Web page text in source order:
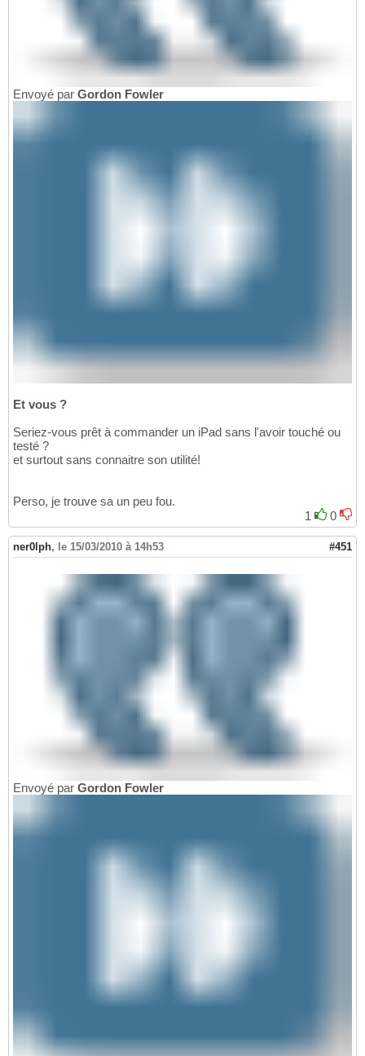
Envoyé par Gordon Fowler
Et vous ?
Seriez-vous prêt à commander un iPad sans l'avoir touché ou
testé ?
et surtout sans connaitre son utilité!
Perso, je trouve sa un peu fou.
1
0
ner0lph, le 15/03/2010 à 14h53 #451
Envoyé par Gordon Fowler